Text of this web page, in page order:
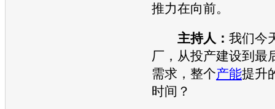
推力在向前。
主持人： 我们今
厂，从投产建设到最
需求，整个产能提升
时间？